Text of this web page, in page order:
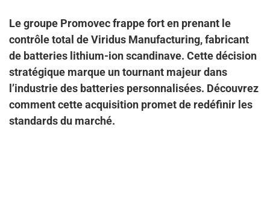
Le groupe Promovec frappe fort en prenant le
contrôle total de Viridus Manufacturing, fabricant
de batteries lithium-ion scandinave. Cette décision
stratégique marque un tournant majeur dans
l’industrie des batteries personnalisées. Découvrez
comment cette acquisition promet de redéfinir les
standards du marché.